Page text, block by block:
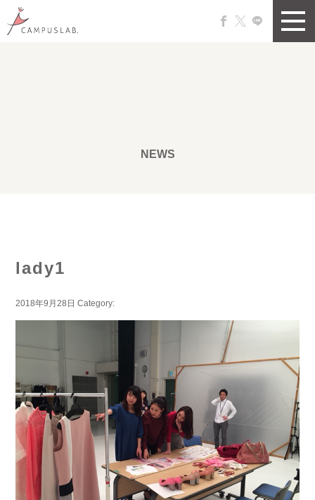
NEWS
lady1
2018年9月28日 Category: